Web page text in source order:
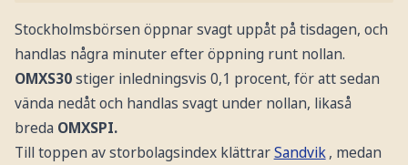
Stockholmsbörsen öppnar svagt uppåt på tisdagen, och
handlas några minuter efter öppning runt nollan.
OMXS30stiger inledningsvis 0,1 procent, för att sedan
vända nedåt och handlas svagt under nollan, likaså
breda OMXSPI.
Till toppen av storbolagsindex klättrarSandvik , medan